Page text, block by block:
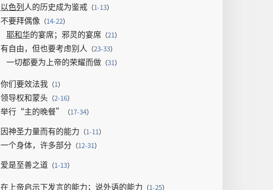
以色列人的历史成为鉴戒（1-13）
不要拜偶像 （14-22）
耶和华的宴席； 邪灵的宴席（21）
有自由， 但也要考虑别人 （23-33）
一切都要为上帝的荣耀而做（31）
你们要效法我（1）
领导权和蒙头（2-16）
举行“主的晚餐” （17-34）
因神圣力量而有的能力 （1-11）
一个身体， 许多部分 （12-31）
爱是至善之道（1-13）
在上帝启示下发言的能力； 说外语的能力 （1-25）